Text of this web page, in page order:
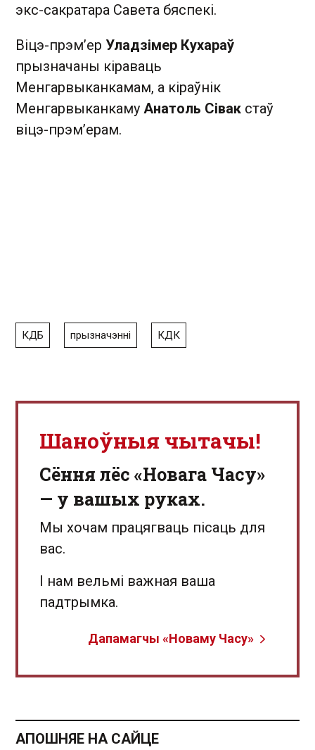
экс-сакратара Савета бяспекі.
Віцэ-прэм’ер Уладзімер Кухараў
прызначаны кіраваць
Менгарвыканкамам, а кіраўнік
Менгарвыканкаму Анатоль Сівак стаў
віцэ-прэм’ерам.
КДБ прызначэнні КДК
Шаноўныя чытачы!
Сёння лёс «Новага Часу»
— у вашых руках.
Мы хочам працягваць пісаць для
вас.
І нам вельмі важная ваша
падтрымка.
Дапамагчы «Новаму Часу»
АПОШНЯЕ НА САЙЦЕ